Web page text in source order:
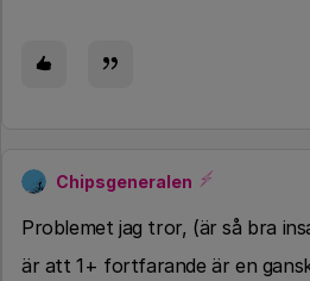
Chipsgeneralen
Problemet jag tror, (är så bra
är att 1+ fortfarande är en